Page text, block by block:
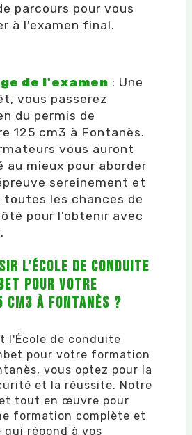
parcours pour vous
à l'examen final.
de l'examen : Une
vous passerez
du permis de
125 cm3 à Fontanès.
vous auront
au mieux pour aborder
sereinement et
les chances de
pour l'obtenir avec
l'École de conduite
pour votre
à Fontanès ?
l'École de conduite
pour votre formation
vous optez pour la
et la réussite. Notre
tout en œuvre pour
formation complète et
qui répond à vos